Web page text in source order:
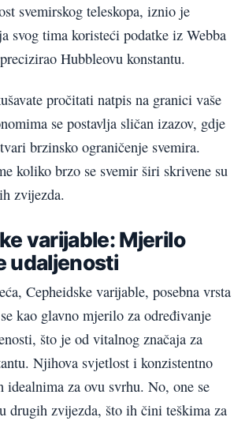
svemirskog teleskopa, iznio je
svog tima koristeći podatke iz Webba
Hubbleovu konstantu.
pročitati natpis na granici vaše
se postavlja sličan izazov, gdje
brzinsko ograničenje svemira.
koliko brzo se svemir širi skrivene su
zvijezda.
varijable: Mjerilo
udaljenosti
Cepheidske varijable, posebna vrsta
kao glavno mjerilo za određivanje
što je od vitalnog značaja za
Njihova svjetlost i konzistentno
idealnima za ovu svrhu. No, one se
drugih zvijezda, što ih čini teškima za